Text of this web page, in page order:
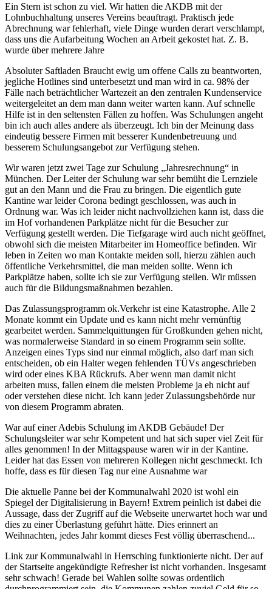
Ein Stern ist schon zu viel. Wir hatten die AKDB mit der
Lohnbuchhaltung unseres Vereins beauftragt. Praktisch jede
Abrechnung war fehlerhaft, viele Dinge wurden derart verschlampt,
dass uns die Aufarbeitung Wochen an Arbeit gekostet hat. Z. B.
wurde über mehrere Jahre
Absoluter Saftladen Braucht ewig um offene Calls zu beantworten,
jegliche Hotlines sind unterbesetzt und man wird in ca. 98% der
Fälle nach beträchtlicher Wartezeit an den zentralen Kundenservice
weitergeleitet an dem man dann weiter warten kann. Auf schnelle
Hilfe ist in den seltensten Fällen zu hoffen. Was Schulungen angeht
bin ich auch alles andere als überzeugt. Ich bin der Meinung dass
eindeutig bessere Firmen mit besserer Kundenbetreuung und
besserem Schulungsangebot zur Verfügung stehen.
Wir waren jetzt zwei Tage zur Schulung „Jahresrechnung“ in
München. Der Leiter der Schulung war sehr bemüht die Lernziele
gut an den Mann und die Frau zu bringen. Die eigentlich gute
Kantine war leider Corona bedingt geschlossen, was auch in
Ordnung war. Was ich leider nicht nachvollziehen kann ist, dass die
im Hof vorhandenen Parkplätze nicht für die Besucher zur
Verfügung gestellt werden. Die Tiefgarage wird auch nicht geöffnet,
obwohl sich die meisten Mitarbeiter im Homeoffice befinden. Wir
leben in Zeiten wo man Kontakte meiden soll, hierzu zählen auch
öffentliche Verkehrsmittel, die man meiden sollte. Wenn ich
Parkplätze haben, sollte ich sie zur Verfügung stellen. Wir müssen
auch für die Bildungsmaßnahmen bezahlen.
Das Zulassungsprogramm ok.Verkehr ist eine Katastrophe. Alle 2
Monate kommt ein Update und es kann nicht mehr vernünftig
gearbeitet werden. Sammelquittungen für Großkunden gehen nicht,
was normalerweise Standard in so einem Programm sein sollte.
Anzeigen eines Typs sind nur einmal möglich, also darf man sich
entscheiden, ob ein Halter wegen fehlenden TÜVs angeschrieben
wird oder eines KBA Rückrufs. Aber wenn man damit nicht
arbeiten muss, fallen einem die meisten Probleme ja eh nicht auf
oder verstehen diese nicht. Ich kann jeder Zulassungsbehörde nur
von diesem Programm abraten.
War auf einer Adebis Schulung im AKDB Gebäude! Der
Schulungsleiter war sehr Kompetent und hat sich super viel Zeit für
alles genommen! In der Mittagspause waren wir in der Kantine.
Leider hat das Essen von mehreren Kollegen nicht geschmeckt. Ich
hoffe, dass es für diesen Tag nur eine Ausnahme war
Die aktuelle Panne bei der Kommunalwahl 2020 ist wohl ein
Spiegel der Digitalisierung in Bayern! Extrem peinlich ist dabei die
Aussage, dass der Zugriff auf die Webseite unerwartet hoch war und
dies zu einer Überlastung geführt hätte. Dies erinnert an
Weihnachten, jedes Jahr kommt dieses Fest völlig überraschend...
Link zur Kommunalwahl in Herrsching funktionierte nicht. Der auf
der Startseite angekündigte Refresher ist nicht vorhanden. Insgesamt
sehr schwach! Gerade bei Wahlen sollte sowas ordentlich